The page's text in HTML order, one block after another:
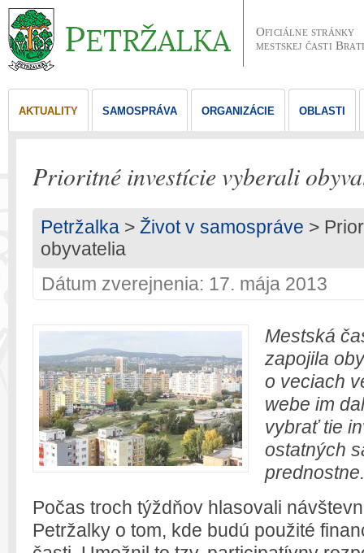
Oficiálne stránky
mestskej časti
AKTUALITY SAMOSPRÁVA ORGANIZÁCIE OBLASTI
Prioritné investície vyberali
Petržalka > Život v samospráve >
obyvatelia
Dátum zverejnenia: 17. mája 2013
Mestská
zapojila
o veciach
webe im
vybrať tie
ostatných
prednostne.
Počas troch týždňov hlasovali
Petržalky o tom, kde budú použité